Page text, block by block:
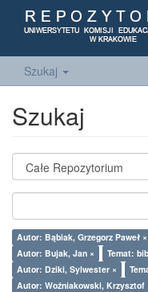
Szukaj
Szukaj
Autor: Bąbiak, Grzegorz Paweł ×
Autor: Bujak, Jan ×
Temat:
Autor: Dziki, Sylwester ×
Autor: Woźniakowski, Krzysztof